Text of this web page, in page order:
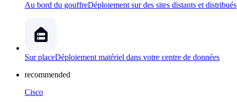
Au bord du gouffreDéploiement sur des sites distants et distribués
Sur placeDéploiement matériel dans votre centre de données
recommended
Cisco